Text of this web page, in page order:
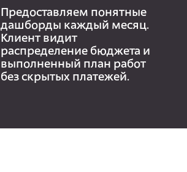
Предоставляем понятные
дашборды каждый месяц.
Клиент видит
распределение бюджета и
выполненный план работ
без скрытых платежей.